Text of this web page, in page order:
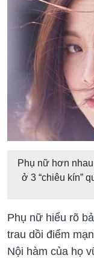
Phụ nữ hơn
ở 3 “chiêu kín”
Phụ nữ hiểu rõ
trau dồi điểm
Nội hàm của họ